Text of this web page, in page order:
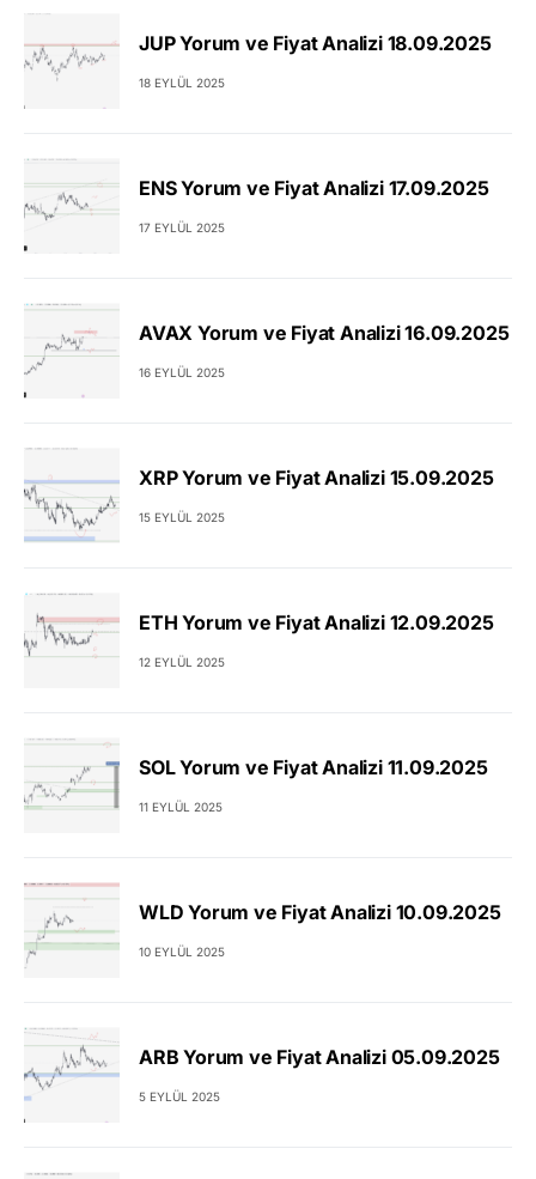
JUP Yorum ve Fiyat Analizi 18.09.2025
18 EYLÜL 2025
ENS Yorum ve Fiyat Analizi 17.09.2025
17 EYLÜL 2025
AVAX Yorum ve Fiyat Analizi 16.09.2025
16 EYLÜL 2025
XRP Yorum ve Fiyat Analizi 15.09.2025
15 EYLÜL 2025
ETH Yorum ve Fiyat Analizi 12.09.2025
12 EYLÜL 2025
SOL Yorum ve Fiyat Analizi 11.09.2025
11 EYLÜL 2025
WLD Yorum ve Fiyat Analizi 10.09.2025
10 EYLÜL 2025
ARB Yorum ve Fiyat Analizi 05.09.2025
5 EYLÜL 2025